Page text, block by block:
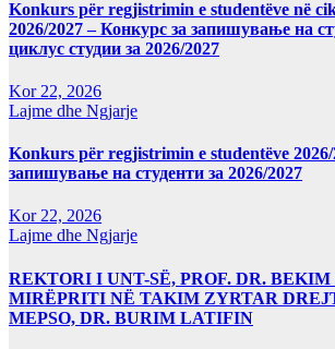
Konkurs për regjistrimin e studentëve në
2026/2027 – Конкурс за запишување на
циклус студии за 2026/2027
Kor 22, 2026
Lajme dhe Ngjarje
Konkurs për regjistrimin e studentëve 2026/
запишување на студенти за 2026/2027
Kor 22, 2026
Lajme dhe Ngjarje
REKTORI I UNT-SË, PROF. DR.
MIRËPRITI NË TAKIM ZYRTAR
MEPSO, DR. BURIM LATIFIN